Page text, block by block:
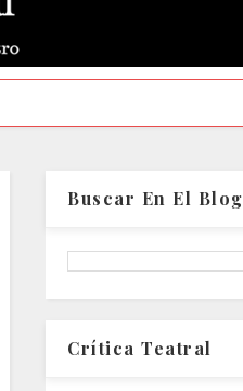
Buscar En El Blog
Crítica Teatral